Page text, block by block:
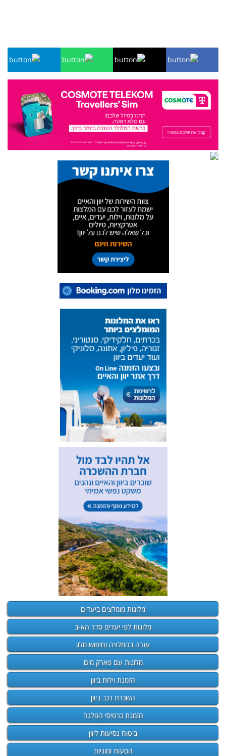
מלונות מומלצים ביעדים
מלונות לפי יעדים סדר הא-ב
עזרה בהמלצה וחיפוש מלון
מלונות עם פארק מים
הזמנת וילות ביוון
השכרת רכב ביוון
הזמנת כרטיסי הפלגה
ביטוח נסיעות ליוון
הסעות ומוניות